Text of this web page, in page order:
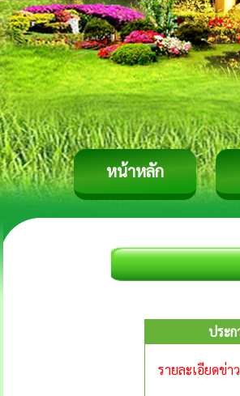
หน้าหลัก
ประก
รายละเอียดข่าว